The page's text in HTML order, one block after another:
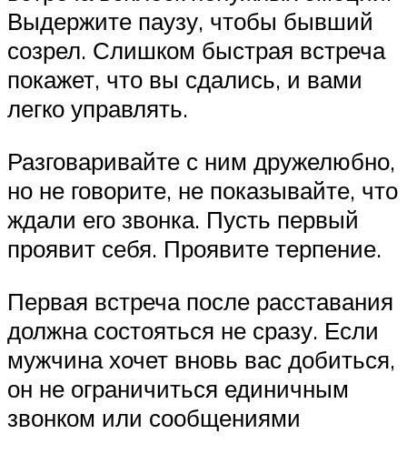
Выдержите паузу, чтобы бывший
созрел. Слишком быстрая встреча
покажет, что вы сдались, и вами
легко управлять.
Разговаривайте с ним дружелюбно,
но не говорите, не показывайте, что
ждали его звонка. Пусть первый
проявит себя. Проявите терпение.
Первая встреча после расставания
должна состояться не сразу. Если
мужчина хочет вновь вас добиться,
он не ограничиться единичным
звонком или сообщениями